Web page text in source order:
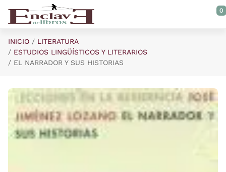
Saltar al contenido principal
0
INICIO
LITERATURA
ESTUDIOS LINGÜÍSTICOS Y LITERARIOS
EL NARRADOR Y SUS HISTORIAS